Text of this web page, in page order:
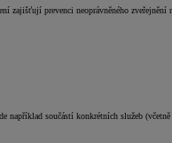
zajišťují prevenci neoprávněného zveřejnění
například součástí konkrétních služeb